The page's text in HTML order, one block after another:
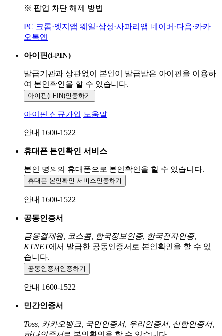
※ 팝업 차단 해제 방법
PC 크롬·엣지앱 웨일·삼성·사파리앱 네이버·다음·카카
오톡앱
아이핀(i-PIN)
발급기관과 상관없이 본인이 발급받은 아이핀을 이용하
여 본인확인을 할 수 있습니다.
아이핀(i-PIN)인증하기
아이핀 신규가입 도움말
안내 1600-1522
휴대폰 본인확인 서비스
본인 명의의 휴대폰으로 본인확인을 할 수 있습니다.
휴대폰 본인확인 서비스인증하기
안내 1600-1522
공동인증서
금융결제원, 코스콤, 한국정보인증, 한국전자인증,
KTNET에서 발급한 공동인증서로 본인확인을 할 수 있
습니다.
공동인증서 인증하기
안내 1600-1522
민간인증서
Toss, 카카오뱅크, 국민인증서, 우리인증서, 신한인증서,